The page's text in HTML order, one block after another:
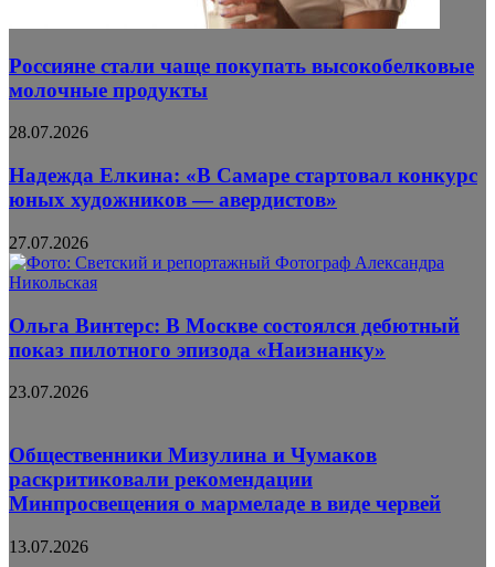
Россияне стали чаще покупать высокобелковые
молочные продукты
28.07.2026
Надежда Елкина: «В Самаре стартовал конкурс
юных художников — авердистов»
27.07.2026
Ольга Винтерс: В Москве состоялся дебютный
показ пилотного эпизода «Наизнанку»
23.07.2026
Общественники Мизулина и Чумаков
раскритиковали рекомендации
Минпросвещения о мармеладе в виде червей
13.07.2026